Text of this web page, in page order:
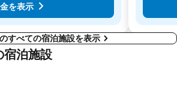
を表示
すべての宿泊施設を表示
宿泊施設